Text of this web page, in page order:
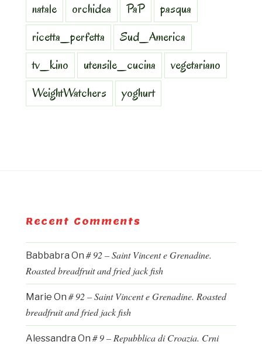
natale
orchidea PaP
pasqua
ricetta_perfetta
Sud_America
tv_kino
utensile_cucina
vegetariano
WeightWatchers
yoghurt
Recent Comments
Babbabra On # 92 – Saint Vincent e Grenadine.
Roasted breadfruit and fried jack fish
Marie On # 92 – Saint Vincent e Grenadine. Roasted
breadfruit and fried jack fish
Alessandra On # 9 – Repubblica di Croazia. Crni